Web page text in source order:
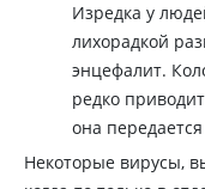
Изредка у
лихорадкой
энцефалит.
редко
она
Некоторые вирусы,